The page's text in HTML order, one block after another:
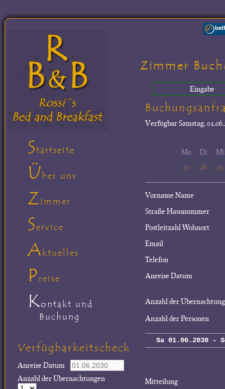
Zimmer
Eingabe
VerfügbarSamstag,
Mo
27
Di
28
Mi
29
Vorname Name
Straße Hausnummer
Postleitzahl Wohnort
Email
Telefon
Anreise Datum
Anzahl der
Anzahl der Personen
Sa 01.06.2030 -
Mitteilung
Startseite
Über uns
Zimmer
Service
Aktuelles
Preise
Kontakt und
Buchung
Verfügbarkeitscheck
Anreise Datum
Anzahl der Übernachtungen